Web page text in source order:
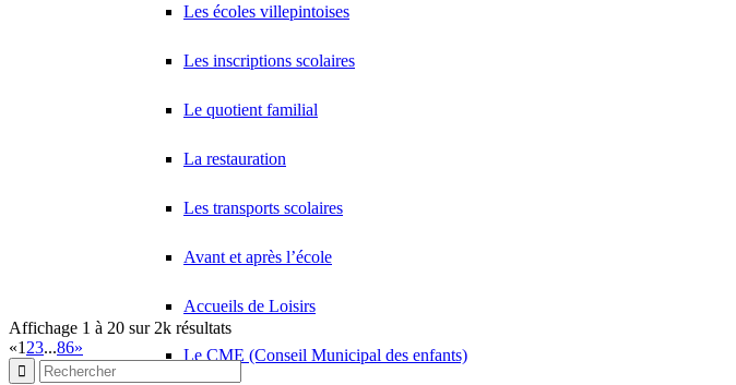
Les écoles villepintoises
Les inscriptions scolaires
Le quotient familial
La restauration
Les transports scolaires
Avant et après l’école
Accueils de Loisirs
Le CME (Conseil Municipal des enfants)
59 Avenue Barbes 93420 VILLEPINTE 0.15 km
33 Avenue Diderot 93420 VILLEPINTE
Affichage 1 à 20 sur 2k résultats
«1 23...86»